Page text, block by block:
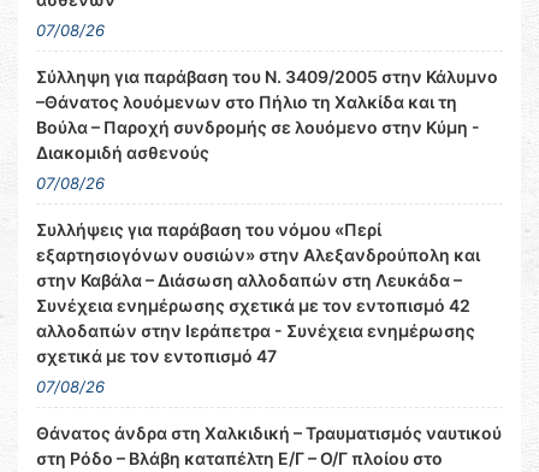
07/08/26
Σύλληψη για παράβαση του Ν. 3409/2005 στην Κάλυμνο
–Θάνατος λουόμενων στο Πήλιο τη Χαλκίδα και τη
Βούλα – Παροχή συνδρομής σε λουόμενο στην Κύμη -
Διακομιδή ασθενούς
07/08/26
Συλλήψεις για παράβαση του νόμου «Περί
εξαρτησιογόνων ουσιών» στην Αλεξανδρούπολη και
στην Καβάλα – Διάσωση αλλοδαπών στη Λευκάδα –
Συνέχεια ενημέρωσης σχετικά με τον εντοπισμό 42
αλλοδαπών στην Ιεράπετρα - Συνέχεια ενημέρωσης
σχετικά με τον εντοπισμό 47
07/08/26
Θάνατος άνδρα στη Χαλκιδική – Τραυματισμός ναυτικού
στη Ρόδο – Βλάβη καταπέλτη Ε/Γ – Ο/Γ πλοίου στο